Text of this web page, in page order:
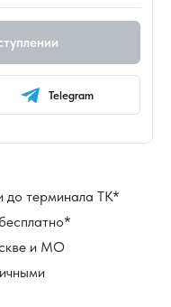
Telegram
до терминала ТК*
и МО